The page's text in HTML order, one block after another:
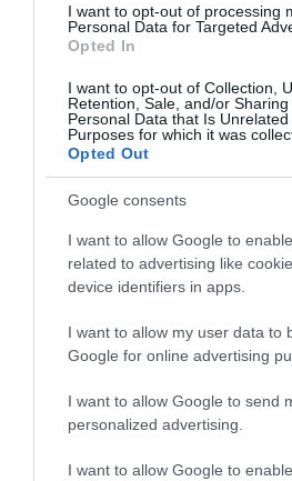
I want to opt-out of processing
Personal Data for Targeted
Opted In
I want to opt-out of Collection,
Retention, Sale, and/or
Personal Data that Is
Purposes for which it was
Opted Out
Google consents
I want to allow Google to
related to advertising like
device identifiers in apps.
I want to allow my user data to
Google for online advertising
I want to allow Google to send
personalized advertising.
I want to allow Google to
καθοριστικό ρόλο έπαιξε
στην περίπτωση του Αϊτόρ στο
ατυχία, όπως στη φάση του
έκανε εντυπωσιακό σουτ όμως
σταματάει στο οριζόντιο
Η ασφυκτική πίεση των
ωστόσο, το σκορ δεν άλλαξε
σφύριγμα του διαιτητή της
αγώνες στο πρωτάθλημα και
Παναθηναϊκός: Διούδης,
Χουάνκαρ, Κουρμπέλης,